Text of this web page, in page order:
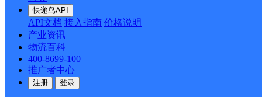
快递鸟API
API文档 接入指南 价格说明
产业资讯
物流百科
400-8699-100
推广者中心
注册 登录
关于我们
公司介绍 企业动态
合作伙伴 快递鸟接口服务协议
户隐私政策